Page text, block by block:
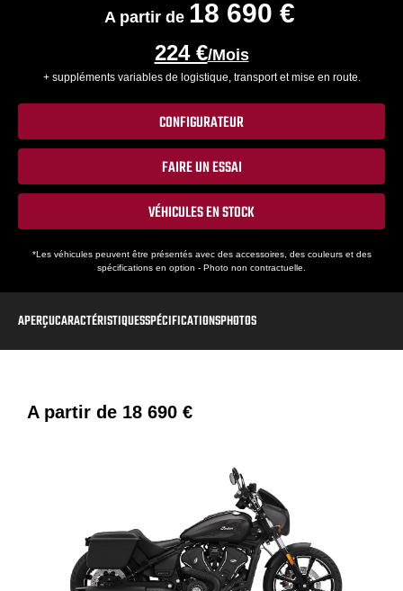
A partir de 18 690 €
224 €/Mois
+ suppléments variables de logistique, transport et mise en route.
CONFIGURATEUR
FAIRE UN ESSAI
VÉHICULES EN STOCK
*Les véhicules peuvent être présentés avec des accessoires, des couleurs et des
spécifications en option - Photo non contractuelle.
APERÇUCARACTÉRISTIQUESSPÉCIFICATIONSPHOTOS
A partir de 18 690 €